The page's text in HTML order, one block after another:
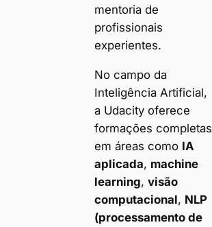
mentoria de
profissionais
experientes.
No campo da
Inteligência Artificial,
a Udacity oferece
formações completas
em áreas como IA
aplicada, machine
learning, visão
computacional, NLP
(processamento de